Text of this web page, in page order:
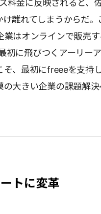
料金に反映されると、
離れてしまうからだ。
はオンラインで販売す
初に飛びつくアーリー
、最初にfreeeを支持
の大きい企業の課題解決
トに変革